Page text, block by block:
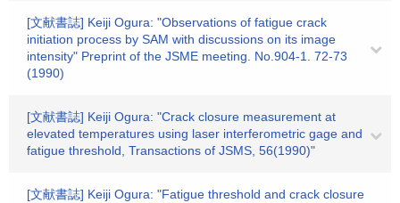
[文献書誌] Keiji Ogura: "Observations of fatigue crack
initiation process by SAM with discussions on its image
intensity" Preprint of the JSME meeting. No.904-1. 72-73
(1990)
[文献書誌] Keiji Ogura: "Crack closure measurement at
elevated temperatures using laser interferometric gage and
fatigue threshold, Transactions of JSMS, 56(1990)"
[文献書誌] Keiji Ogura: "Fatigue threshold and crack closure